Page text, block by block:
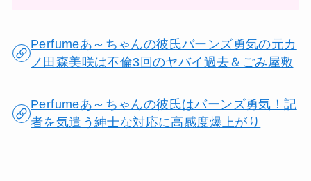
Perfumeあ～ちゃんの彼氏バーンズ勇気の元カ
ノ田森美咲は不倫3回のヤバイ過去＆ごみ屋敷
Perfumeあ～ちゃんの彼氏はバーンズ勇気！記
者を気遣う紳士な対応に高感度爆上がり